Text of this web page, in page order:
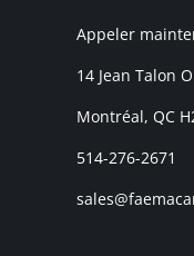
Appeler
14 Jean Talon
Montréal, QC
514-276-2671